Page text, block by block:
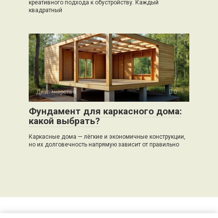
креативного подхода к обустройству. Каждый
квадратный
Дизайнерство 0
Фундамент для каркасного дома:
какой выбрать?
Каркасные дома — лёгкие и экономичные конструкции,
но их долговечность напрямую зависит от правильно